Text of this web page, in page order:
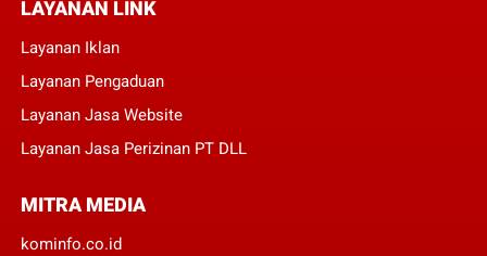
LAYANAN LINK
Layanan Iklan
Layanan Pengaduan
Layanan Jasa Website
Layanan Jasa Perizinan PT DLL
MITRA MEDIA
kominfo.co.id